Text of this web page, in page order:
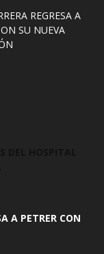
REGRESA A
SU NUEVA
A PETRER CON